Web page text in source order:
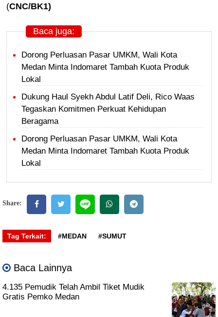
(CNC/BK1)
Baca juga:
Dorong Perluasan Pasar UMKM, Wali Kota
Medan Minta Indomaret Tambah Kuota Produk
Lokal
Dukung Haul Syekh Abdul Latif Deli, Rico Waas
Tegaskan Komitmen Perkuat Kehidupan
Beragama
Dorong Perluasan Pasar UMKM, Wali Kota
Medan Minta Indomaret Tambah Kuota Produk
Lokal
Share:
Tag Terkait: #MEDAN #SUMUT
Baca Lainnya
4.135 Pemudik Telah Ambil Tiket Mudik
Gratis Pemko Medan